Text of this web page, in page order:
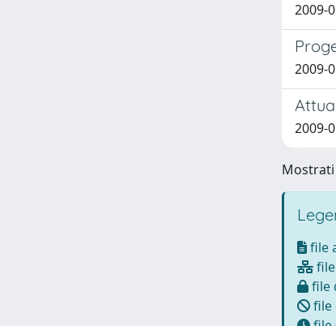
2009-
2009-
2009-
Mostrati
file
file
file